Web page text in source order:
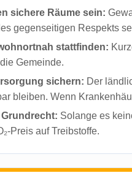
sichere Räume sein:
gegenseitigen Respekts
stattfinden:
Gemeinde.
sichern: Der
bleiben. Wenn
Solange es
Preis auf Treibstoffe.